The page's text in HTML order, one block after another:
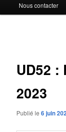
Nous contacter
UD52 :
2023
Publié le6 juin